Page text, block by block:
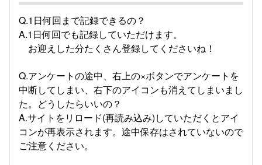
Q.1日何回まで記録できるの？
A.1日何回でも記録していただけます。
お迎えした分たくさん登録してくださいね！
Q.アンケートの途中、右上の×ボタンでアンケートを
中断してしまい、右下のアイコンも消えてしまいまし
た。どうしたらいいの？
A.サイトをリロード(再読み込み)していただくとアイ
コンが再表示されます。途中保存はされていないので
ご注意ください。